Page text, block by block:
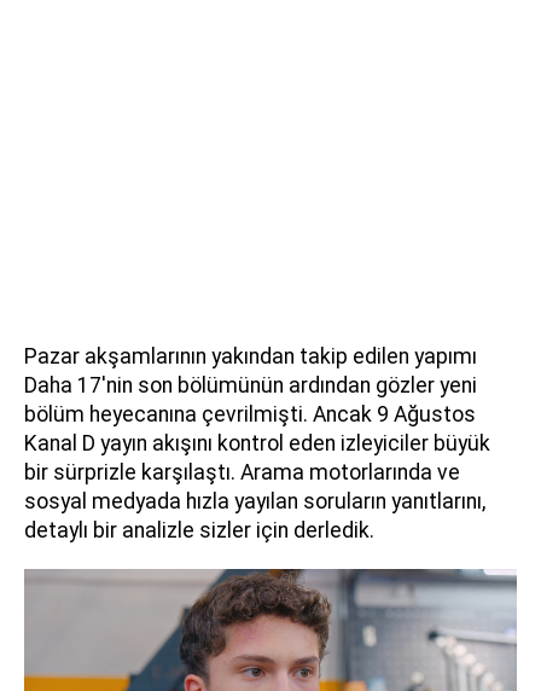
Pazar akşamlarının yakından takip edilen yapımı
Daha 17'nin son bölümünün ardından gözler yeni
bölüm heyecanına çevrilmişti. Ancak 9 Ağustos
Kanal D yayın akışını kontrol eden izleyiciler büyük
bir sürprizle karşılaştı. Arama motorlarında ve
sosyal medyada hızla yayılan soruların yanıtlarını,
detaylı bir analizle sizler için derledik.